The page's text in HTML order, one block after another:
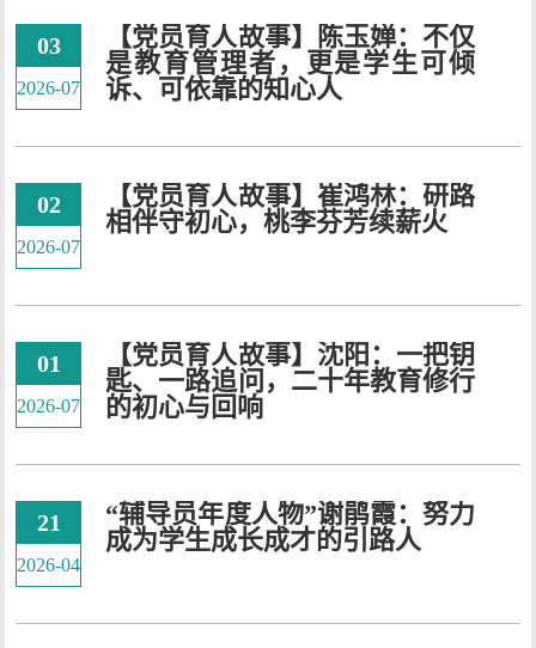
03
2026-07
【党员育人故事】陈玉婵：不仅
是教育管理者，更是学生可倾
诉、可依靠的知心人
02
2026-07
【党员育人故事】崔鸿林：研路
相伴守初心，桃李芬芳续薪火
01
2026-07
【党员育人故事】沈阳：一把钥
匙、一路追问，二十年教育修行
的初心与回响
21
2026-04
“辅导员年度人物”谢鹃霞：努力
成为学生成长成才的引路人